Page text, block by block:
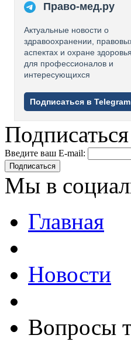
Право-мед.ру
Актуальные новости о
здравоохранении,
аспектах и охране здоровья
для профессионалов и
интересующихся
Подписаться в Telegram
Введите ваш E-mail:
Подписаться
Мы в
Главная
Новости
Вопросы